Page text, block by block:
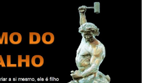
se ampliando e tocando os círculos
com que cooperamos, formando um
de Paz e Harmonia. CONSAGRAÇÃO
do Círculo Infinito da Divina
inteiramente Afirmo: Há uma só
da Harmonia, que faz vibrar